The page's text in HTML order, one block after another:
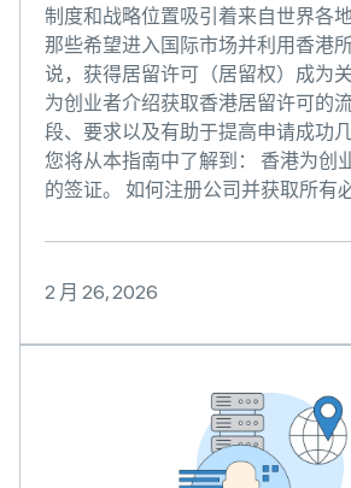
制度和战略位置吸引着来自世界各
那些希望进入国际市场并利用香港
说，获得居留许可（居留权）成为
为创业者介绍获取香港居留许可的
段、要求以及有助于提高申请成功
您将从本指南中了解到： 香港为创
的签证。 如何注册公司并获取所有
2 月 26, 2026